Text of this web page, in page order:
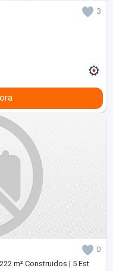
3
0
m² Construidos | 5 Est